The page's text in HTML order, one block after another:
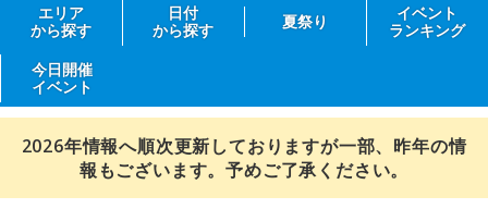
エリア
から探す
日付
から探す
夏祭り
イベント
ランキング
今日開催
イベント
2026年情報へ順次更新しておりますが一部、昨年の情
報もございます。予めご了承ください。